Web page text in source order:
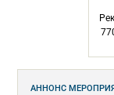
АННОНС